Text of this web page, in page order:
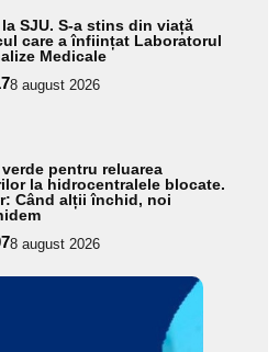
SJU. S-a stins din viață
care a înființat Laboratorul
Medicale
8 august 2026
pentru reluarea
la hidrocentralele blocate.
Când alții închid, noi
8 august 2026